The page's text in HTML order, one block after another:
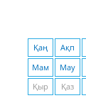
Қаң Ақп
Мам
Мау
Қыр
Қаз